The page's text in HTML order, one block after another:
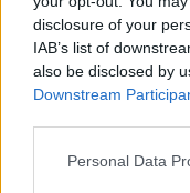
disclosure of your
IAB’s list of
also be disclosed by
Downstream
Personal Data
dotychczasowe
się to udać tylko
Warto jednak
bukmacherów
opartymi na